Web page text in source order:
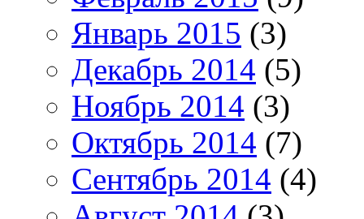
Январь 2015 (3)
Декабрь 2014 (5)
Ноябрь 2014 (3)
Октябрь 2014 (7)
Сентябрь 2014 (4)